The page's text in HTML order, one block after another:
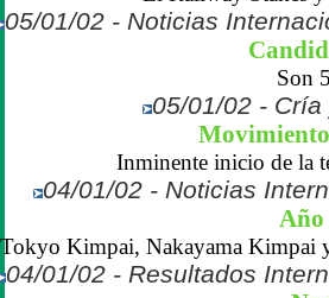
05/01/02 - Noticias
Son
05/01/02 -
Inminente inicio de la
04/01/02 - Noticias
Año
Tokyo Kimpai, Nakayama Kimpai
04/01/02 - Resultados